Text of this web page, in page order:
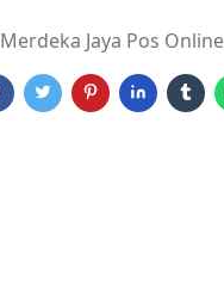
Merdeka Jaya Pos Online